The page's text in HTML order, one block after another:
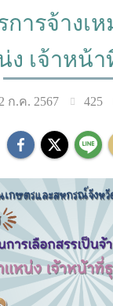
การจ้างเ
ง เจ้าหน้า
ก.ค. 2567 425